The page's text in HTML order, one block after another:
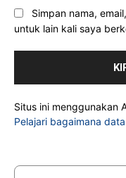
Simpan nama,
untuk lain kali saya
Situs ini menggunakan
Pelajari bagaimana